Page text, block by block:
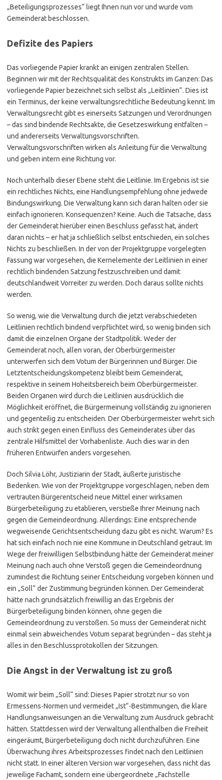
„Beteiligungsprozesses“ liegt Ihnen nun vor und wurde vom
Gemeinderat beschlossen.
Defizite des Papiers
Das vorliegende Papier krankt an einigen zentralen Stellen.
Beginnen wir mit der Rechtsqualität des Konstrukts im Ganzen: Das
vorliegende Papier bezeichnet sich selbst als „Leitlinien“. Dies ist
ein Terminus, der keine verwaltungsrechtliche Bedeutung kennt. Im
Verwaltungsrecht gibt es einerseits Satzungen und Verordnungen
– das sind bindende Rechtsakte, die Gesetzeswirkung entfalten –
und andererseits Verwaltungsvorschriften.
Verwaltungsvorschriften wirken als Anleitung für die Verwaltung
und geben intern eine Richtung vor.
Noch unterhalb dieser Ebene steht die Leitlinie. Im Ergebnis ist sie
ein rechtliches Nichts, eine Handlungsempfehlung ohne jedwede
Bindungswirkung. Die Verwaltung kann sich daran halten oder sie
einfach ignorieren. Konsequenzen? Keine. Auch die Tatsache, dass
der Gemeinderat hierüber einen Beschluss gefasst hat, ändert
daran nichts – er hat ja schließlich selbst entschieden, ein solches
Nichts zu beschließen. In der von der Projektgruppe vorgelegten
Fassung war vorgesehen, die Kernelemente der Leitlinien in einer
rechtlich bindenden Satzung festzuschreiben und damit
deutschlandweit Vorreiter zu werden. Doch daraus sollte nichts
werden.
So wenig, wie die Verwaltung durch die jetzt verabschiedeten
Leitlinien rechtlich bindend verpflichtet wird, so wenig binden sich
damit die einzelnen Organe der Stadtpolitik. Weder der
Gemeinderat noch, allen voran, der Oberbürgermeister
unterwerfen sich dem Votum der Bürgerinnen und Bürger. Die
Letztentscheidungskompetenz bleibt beim Gemeinderat,
respektive in seinem Hoheitsbereich beim Oberbürgermeister.
Beiden Organen wird durch die Leitlinien ausdrücklich die
Möglichkeit eröffnet, die Bürgermeinung vollständig zu ignorieren
und gegenteilig zu entscheiden. Der Oberbürgermeister wehrt sich
auch strikt gegen einen Einfluss des Gemeinderates über das
zentrale Hilfsmittel der Vorhabenliste. Auch dies war in den
früheren Entwürfen anders vorgesehen.
Doch Silvia Löhr, Justiziarin der Stadt, äußerte juristische
Bedenken. Wie von der Projektgruppe vorgeschlagen, neben dem
vertrauten Bürgerentscheid neue Mittel einer wirksamen
Bürgerbeteiligung zu etablieren, verstieße Ihrer Meinung nach
gegen die Gemeindeordnung. Allerdings: Eine entsprechende
wegweisende Gerichtsentscheidung dazu gibt es nicht. Warum? Es
hat sich einfach noch nie eine Kommune in Deutschland getraut. Im
Wege der freiwilligen Selbstbindung hätte der Gemeinderat meiner
Meinung nach auch ohne Verstoß gegen die Gemeindeordnung
zumindest die Richtung seiner Entscheidung vorgeben können und
ein „Soll“ der Zustimmung begründen können. Der Gemeinderat
hätte nach grundsätzlich freiwillig an das Ergebnis der
Bürgerbeteiligung binden können, ohne gegen die
Gemeindeordnung zu verstoßen. So muss der Gemeinderat nicht
einmal sein abweichendes Votum separat begründen – das steht ja
alles in den Beschlussprotokollen der Sitzungen.
Die Angst in der Verwaltung ist zu groß
Womit wir beim „Soll“ sind: Dieses Papier strotzt nur so von
Ermessens-Normen und vermeidet „Ist“-Bestimmungen, die klare
Handlungsanweisungen an die Verwaltung zum Ausdruck gebracht
hätten. Stattdessen wird der Verwaltung allenthalben die Freiheit
eingeräumt, Bürgerbeteiligung doch nicht durchzuführen. Eine
Überwachung ihres Arbeitsprozesses findet nach den Leitlinien
nicht statt. In einer älteren Version war vorgesehen, dass nicht das
jeweilige Fachamt, sondern eine übergeordnete „Fachstelle